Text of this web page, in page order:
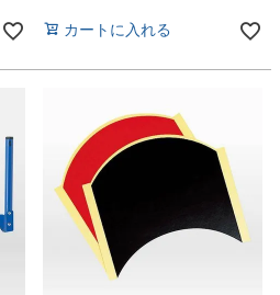
カートに入れる